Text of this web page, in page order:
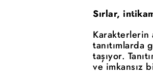
Sırlar,
Karakterlerin
tanıtımlarda
taşıyor.
ve imkansız